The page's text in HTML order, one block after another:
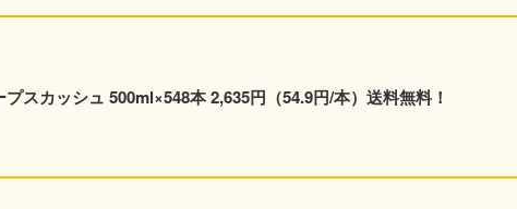
スカッシュ 500ml×548本 2,635円（54.9円/本）送料無料！